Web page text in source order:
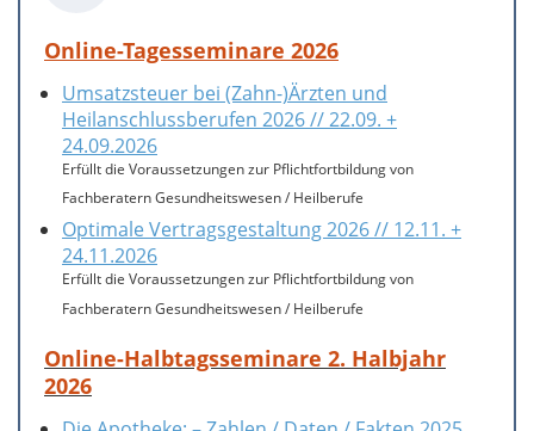
Online-Tagesseminare 2026
Umsatzsteuer bei (Zahn-)Ärzten und
Heilanschlussberufen 2026 // 22.09. +
24.09.2026
Erfüllt die Voraussetzungen zur Pflichtfortbildung von
Fachberatern Gesundheitswesen / Heilberufe
Optimale Vertragsgestaltung 2026 // 12.11. +
24.11.2026
Erfüllt die Voraussetzungen zur Pflichtfortbildung von
Fachberatern Gesundheitswesen / Heilberufe
Online-Halbtagsseminare 2. Halbjahr
2026